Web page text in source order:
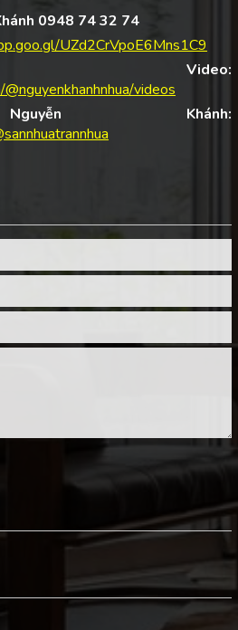
0948 74 32 74
UZd2CrVpoE6Mns1C9
Video:
videos
Khánh: